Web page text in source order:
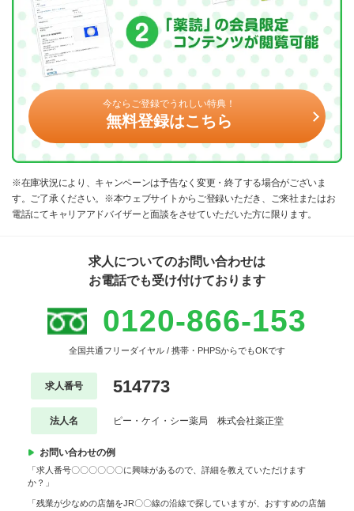
今ならご登録でうれしい特典！
無料登録はこちら
※在庫状況により、キャンペーンは予告なく変更・終了する場合がございま
す。ご了承ください。※本ウェブサイトからご登録いただき、ご来社またはお
電話にてキャリアアドバイザーと面談をさせていただいた方に限ります。
求人についてのお問い合わせは
お電話でも受け付けております
0120-866-153
全国共通フリーダイヤル / 携帯・PHPSからでもOKです
求人番号 514773
法人名 ピー・ケイ・シー薬局 株式会社薬正堂
お問い合わせの例
「求人番号〇〇〇〇〇〇に興味があるので、詳細を教えていただけます
か？」
「残業が少なめの店舗をJR〇〇線の沿線で探していますが、おすすめの店舗